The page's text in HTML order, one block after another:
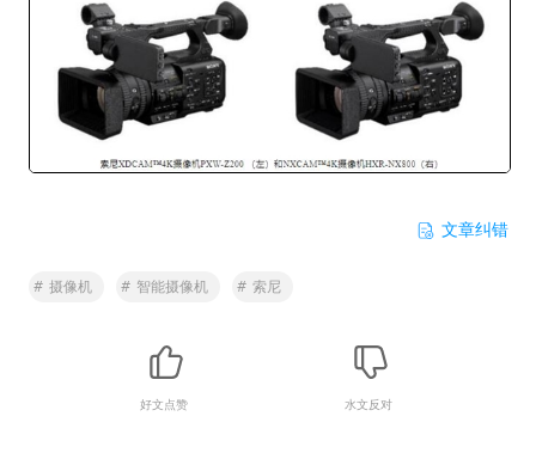
文章纠错
# 摄像机 # 智能摄像机 # 索尼
好文点赞 水文反对